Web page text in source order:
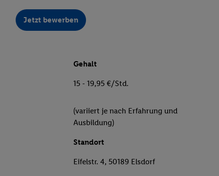
Jetzt bewerben
Gehalt
15 - 19,95 €/Std.
(variiert je nach Erfahrung und
Ausbildung)
Standort
Eifelstr. 4, 50189 Elsdorf